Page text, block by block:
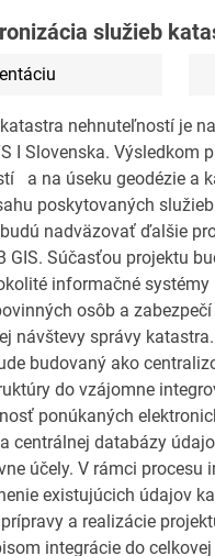
služieb
nehnuteľností je
I Slovenska.
a na úseku geodézie a
poskytovaných
nadväzovať ďalšie
GIS. Súčasťou projektu
informačné
osôb a
návštevy správy katastra.
budovaný ako
do vzájomne
ponúkaných
centrálnej databázy
účely. V rámci
existujúcich údajov
a realizácie
integrácie do